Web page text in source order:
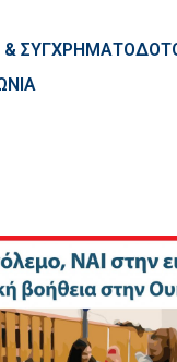
&